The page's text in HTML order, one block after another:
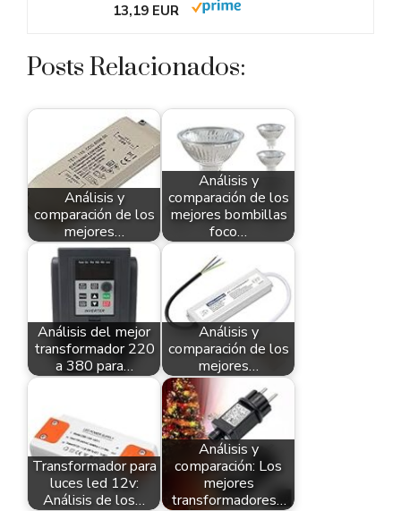
13,19 EUR
Posts Relacionados:
Análisis y
comparación de los
mejores…
Análisis y
comparación de los
mejores bombillas
foco…
Análisis del mejor
transformador 220
a 380 para…
Análisis y
comparación de los
mejores…
Transformador para
luces led 12v:
Análisis de los…
Análisis y
comparación: Los
mejores
transformadores…